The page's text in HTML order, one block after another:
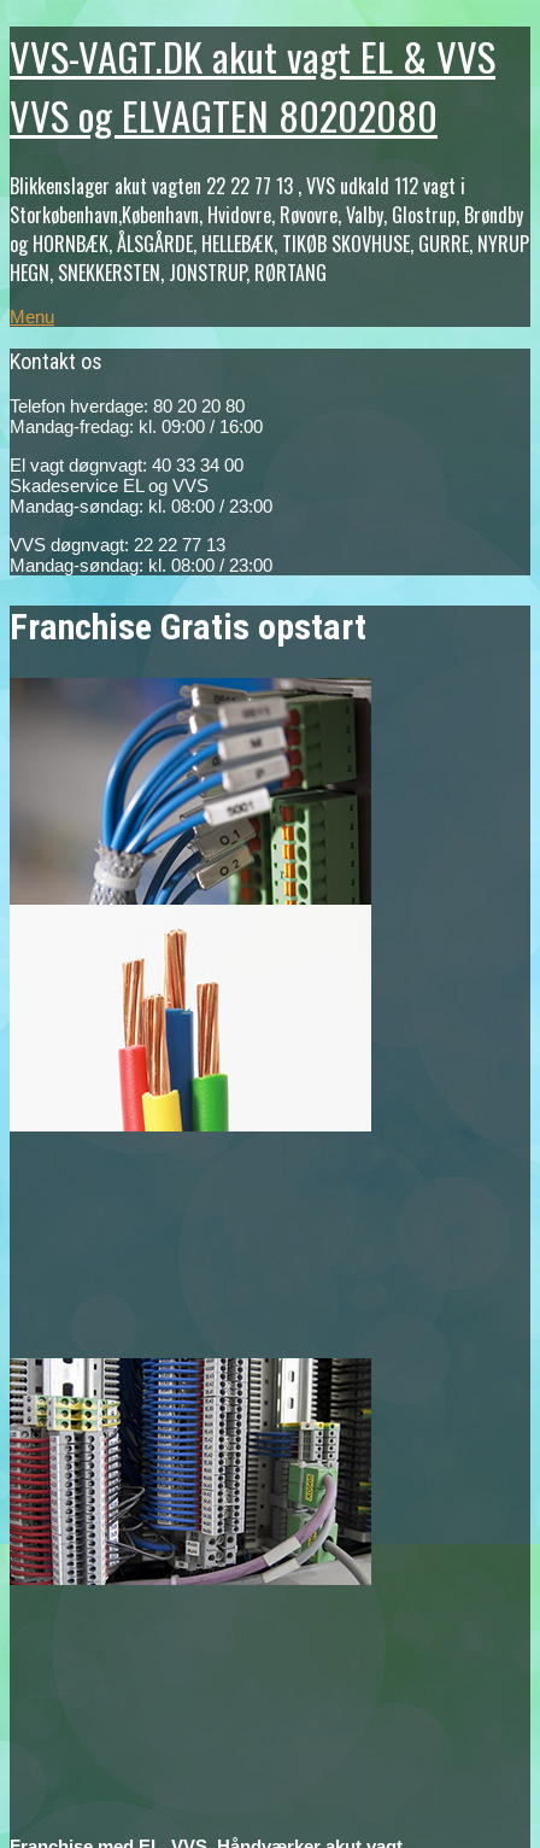
VVS-VAGT.DK akut vagt EL & VVS
VVS og ELVAGTEN 80202080
Blikkenslager akut vagten 22 22 77 13 , VVS udkald 112 vagt i
Storkøbenhavn,København, Hvidovre, Røvovre, Valby, Glostrup, Brøndby
og HORNBÆK, ÅLSGÅRDE, HELLEBÆK, TIKØB SKOVHUSE, GURRE, NYRUP
HEGN, SNEKKERSTEN, JONSTRUP, RØRTANG
Menu
Kontakt os
Telefon hverdage: 80 20 20 80
Mandag-fredag: kl. 09:00 / 16:00
El vagt døgnvagt: 40 33 34 00
Skadeservice EL og VVS
Mandag-søndag: kl. 08:00 / 23:00
VVS døgnvagt: 22 22 77 13
Mandag-søndag: kl. 08:00 / 23:00
Franchise Gratis opstart